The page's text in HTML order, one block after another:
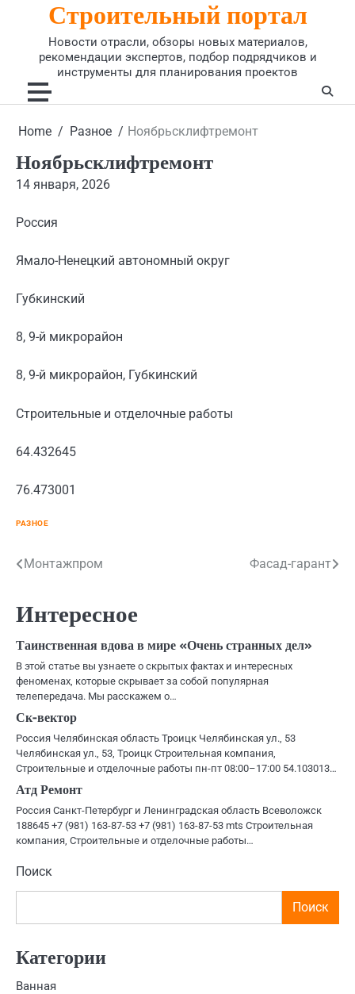
Строительный портал
Новости отрасли, обзоры новых материалов,
рекомендации экспертов, подбор подрядчиков и
инструменты для планирования проектов
Home Разное Ноябрьсклифтремонт
Ноябрьсклифтремонт
14 января, 2026
Россия
Ямало-Ненецкий автономный округ
Губкинский
8, 9-й микрорайон
8, 9-й микрорайон, Губкинский
Строительные и отделочные работы
64.432645
76.473001
РАЗНОЕ
Навигация
записям
Монтажпром Фасад-гарант
Интересное
Таинственная вдова в мире «Очень странных дел»
В этой статье вы узнаете о скрытых фактах и интересных
феноменах, которые скрывает за собой популярная
телепередача. Мы расскажем о…
Ск-вектор
Россия Челябинская область Троицк Челябинская ул., 53
Челябинская ул., 53, Троицк Строительная компания,
Строительные и отделочные работы пн-пт 08:00–17:00 54.103013…
Атд Ремонт
Россия Санкт-Петербург и Ленинградская область Всеволожск
188645 +7 (981) 163-87-53 +7 (981) 163-87-53 mts Строительная
компания, Строительные и отделочные работы…
Поиск
Поиск
Категории
Ванная